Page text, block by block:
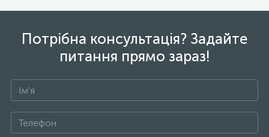
Потрібна консультація? Задайте
питання прямо зараз!